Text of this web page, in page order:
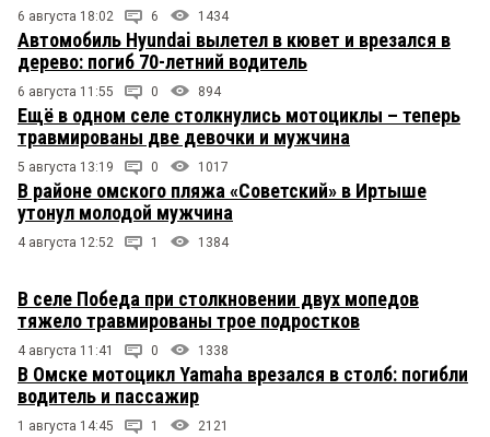
6 августа 18:02 6 1434
Автомобиль Hyundai вылетел в кювет и врезался в
дерево: погиб 70-летний водитель
6 августа 11:55 0 894
Ещё в одном селе столкнулись мотоциклы – теперь
травмированы две девочки и мужчина
5 августа 13:19 0 1017
В районе омского пляжа «Советский» в Иртыше
утонул молодой мужчина
4 августа 12:52 1 1384
В селе Победа при столкновении двух мопедов
тяжело травмированы трое подростков
4 августа 11:41 0 1338
В Омске мотоцикл Yamaha врезался в столб: погибли
водитель и пассажир
1 августа 14:45 1 2121